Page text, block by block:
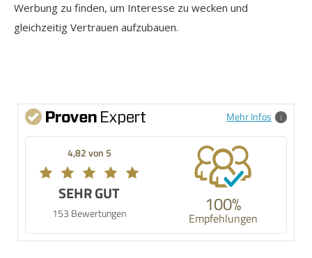
Werbung zu finden, um Interesse zu wecken und
gleichzeitig Vertrauen aufzubauen.
Mehr Infos
4,82 von 5
SEHR GUT
153 Bewertungen 100%
Empfehlungen